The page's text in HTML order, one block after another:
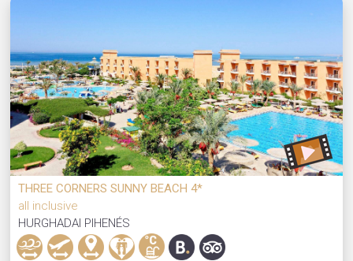
THREE CORNERS SUNNY BEACH 4*
all inclusive
HURGHADAI PIHENÉS